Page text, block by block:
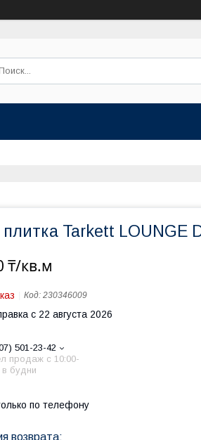
Tarkett LOUNGE
₸/кв.м
Код: 230346009
с 22 августа 2026
501-23-42
продаж c 10:00-
в будни
по телефону